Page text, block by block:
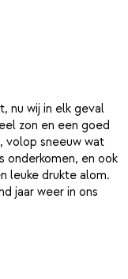
nu wij in elk geval
zon en een goed
volop sneeuw wat
onderkomen, en ook
leuke drukte alom.
jaar weer in ons